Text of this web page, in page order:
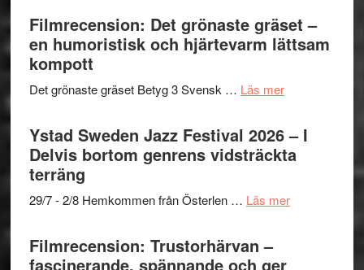
Vrach
Frankenshtey
med
Mulder
och
Dana
titlar
i
Shahab
Mehrabi
till
Kulturs
Filmrecension: Det grönaste gräset –
en humoristisk och hjärtevarm lättsam
kompott
Det grönaste gräset Betyg 3 Svensk … Läs merom
Det
grönaste
gräset
en
hjärtevarm
Ystad Sweden Jazz Festival 2026 – I
Delvis bortom genrens vidsträckta
terräng
29/7 - 2/8 Hemkommen från Österlen … Läs merom
Filmrecension: Trustorhärvan –
fascinerande, spännande och ger